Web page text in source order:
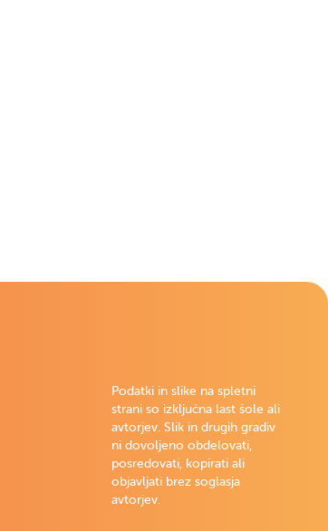
Podatki in slike na spletni
strani so izključna last šole ali
avtorjev. Slik in drugih gradiv
ni dovoljeno obdelovati,
posredovati, kopirati ali
objavljati brez soglasja
avtorjev.